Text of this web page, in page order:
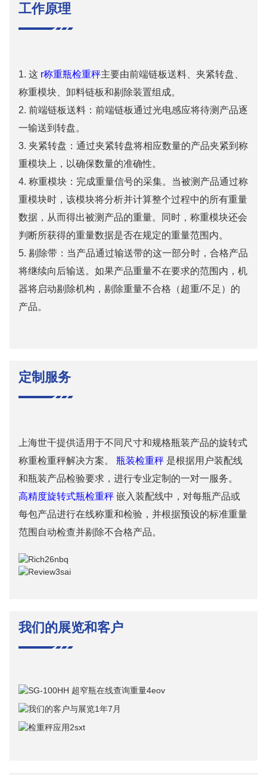
工作原理
1. 这 r称重瓶检重秤主要由前端链板送料、夹紧转盘、
称重模块、卸料链板和剔除装置组成。
2. 前端链板送料：前端链板通过光电感应将待测产品逐
一输送到转盘。
3. 夹紧转盘：通过夹紧转盘将相应数量的产品夹紧到称
重模块上，以确保数量的准确性。
4. 称重模块：完成重量信号的采集。当被测产品通过称
重模块时，该模块将分析并计算整个过程中的所有重量
数据，从而得出被测产品的重量。同时，称重模块还会
判断所获得的重量数据是否在规定的重量范围内。
5. 剔除带：当产品通过输送带的这一部分时，合格产品
将继续向后输送。如果产品重量不在要求的范围内，机
器将启动剔除机构，剔除重量不合格（超重/不足）的
产品。
定制服务
上海世干提供适用于不同尺寸和规格瓶装产品的旋转式
称重检重秤解决方案。 瓶装检重秤是根据用户装配线
和瓶装产品检验要求，进行专业定制的一对一服务。
高精度旋转式瓶检重秤嵌入装配线中，对每瓶产品或
每包产品进行在线称重和检验，并根据预设的标准重量
范围自动检查并剔除不合格产品。
我们的展览和客户